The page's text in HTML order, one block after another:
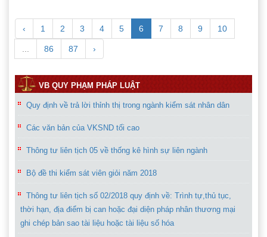
‹ 1 2 3 4 5 6 7 8 9 10
... 86 87 ›
VB QUY PHẠM PHÁP LUẬT
Quy định về trả lời thỉnh thị trong ngành kiểm sát nhân dân
Các văn bản của VKSND tối cao
Thông tư liên tịch 05 về thống kê hình sự liên ngành
Bộ đề thi kiểm sát viên giỏi năm 2018
Thông tư liên tịch số 02/2018 quy định về: Trình tự,thủ tục,
thời hạn, địa điểm bị can hoặc đại diện pháp nhân thương mại
ghi chép bản sao tài liệu hoặc tài liệu số hóa